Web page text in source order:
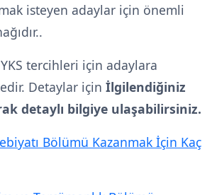
isteyen adaylar için önemli
tercihleri için adaylara
Detaylar için İlgilendiğiniz
detaylı bilgiye ulaşabilirsiniz.
Bölümü Kazanmak İçin Kaç